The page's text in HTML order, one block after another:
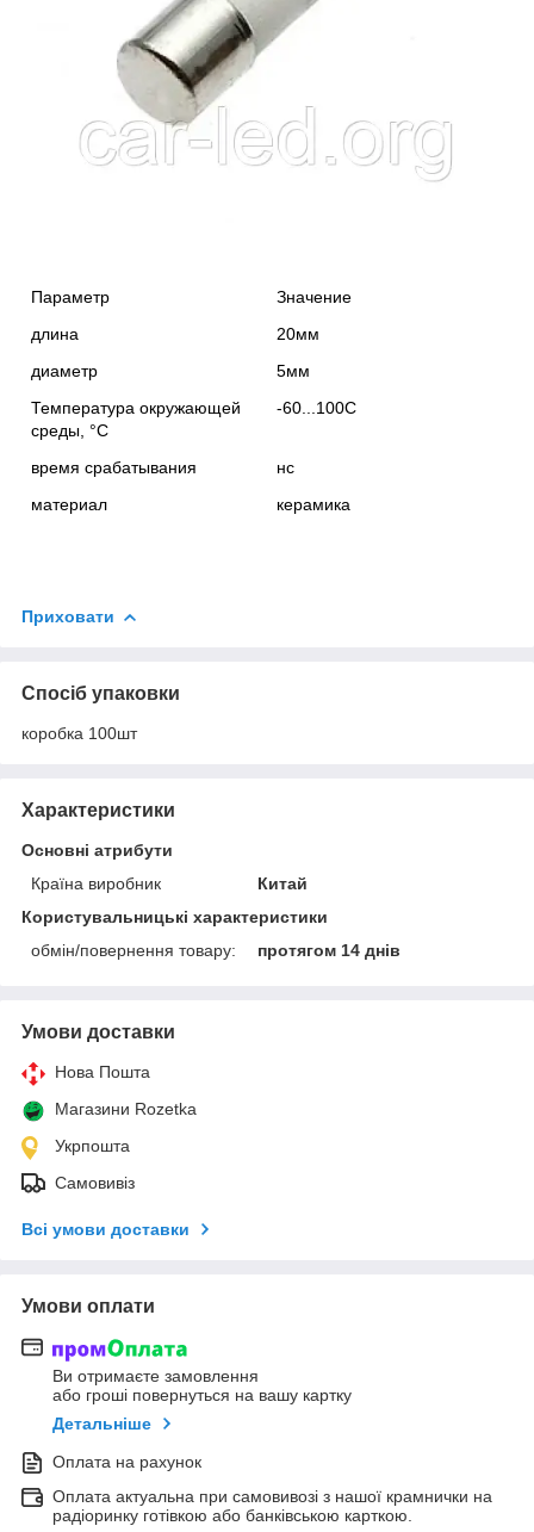
Параметр
Значение
длина
20мм
диаметр
5мм
Температура окружающей
среды, °С
-60...100С
время срабатывания
нс
материал
керамика
Приховати
Спосіб упаковки
коробка 100шт
Характеристики
Основні атрибути
Країна виробник
Китай
Користувальницькі характеристики
обмін/повернення товару:
протягом 14 днів
Умови доставки
Нова Пошта
Магазини Rozetka
Укрпошта
Самовивіз
Всі умови доставки
Умови оплати
Ви отримаєте замовлення
або гроші повернуться на вашу картку
Детальніше
Оплата на рахунок
Оплата актуальна при самовивозі з нашої крамнички на
радіоринку готівкою або банківською карткою.